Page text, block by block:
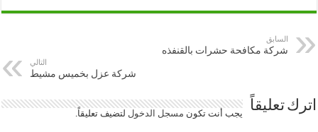
السابق
شركة مكافحة حشرات بالقنفذه
التالي
شركة عزل بخميس مشيط
اترك تعليقاً يجب أنت تكون مسجل الدخول لتضيف تعليقاً.